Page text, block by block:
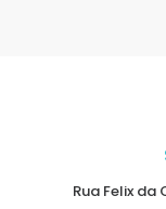
Rua Felix da